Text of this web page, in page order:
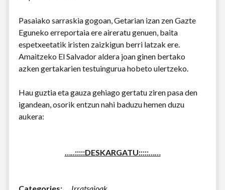
Pasaiako sarraskia gogoan, Getarian izan zen Gazte
Eguneko erreportaia ere aireratu genuen, baita
espetxeetatik iristen zaizkigun berri latzak ere.
Amaitzeko El Salvador aldera joan ginen bertako
azken gertakarien testuingurua hobeto ulertzeko.
Hau guztia eta gauza gehiago gertatu ziren pasa den
igandean, osorik entzun nahi baduzu hemen duzu
aukera:
…..:::::DESKARGATU:::::……